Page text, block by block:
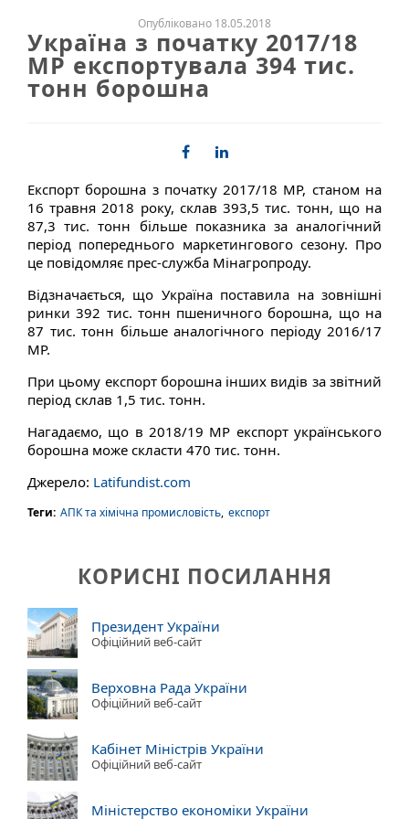
Опубліковано 18.05.2018
Україна з початку 2017/18
МР експортувала 394 тис.
тонн борошна
Експорт борошна з початку 2017/18 МР, станом на
16 травня 2018 року, склав 393,5 тис. тонн, що на
87,3 тис. тонн більше показника за аналогічний
період попереднього маркетингового сезону. Про
це повідомляє прес-служба Мінагропроду.
Відзначається, що Україна поставила на зовнішні
ринки 392 тис. тонн пшеничного борошна, що на
87 тис. тонн більше аналогічного періоду 2016/17
МР.
При цьому експорт борошна інших видів за звітний
період склав 1,5 тис. тонн.
Нагадаємо, що в 2018/19 МР експорт українського
борошна може скласти 470 тис. тонн.
Джерело: Latifundist.com
Теги: АПК та хімічна промисловість, експорт
КОРИСНІ ПОСИЛАННЯ
Президент України
Офіційний веб-сайт
Верховна Рада України
Офіційний веб-сайт
Кабінет Міністрів України
Офіційний веб-сайт
Міністерство економіки України